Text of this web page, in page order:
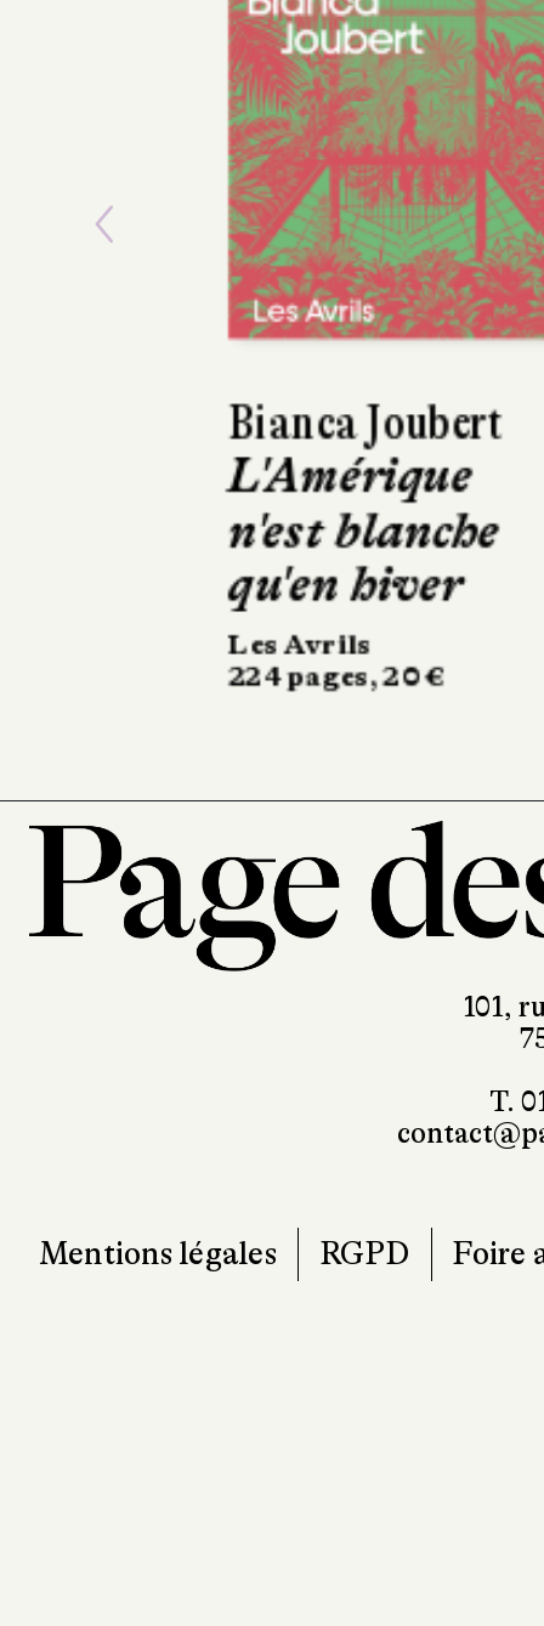
Asako Yuzuki
Le Beurre de
Manako
Calmann-Lévy
350 pages, 21,90 €
Previous
101,
T.
Mentions légales RGPD Foire